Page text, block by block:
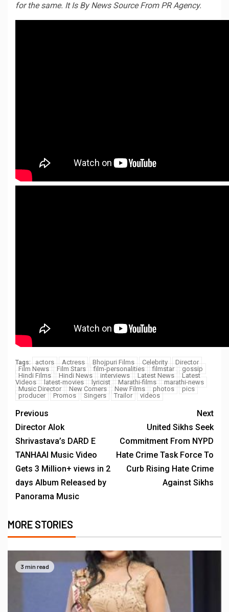
for the same. It Is By News Source From PR Agency.
Tags: actors Actress Bhojpuri Films Celebrity
Director
Film News
Film Stars film-personalities filmstar
gossip
Hindi Films
Hindi News interviews Latest News
Latest
Videos
latest-movies lyricist Marathi-films
marathi-news
Music Director
New Comers New Films photos
pics
producer
Promos Singers Trailor videos
Previous
Director Alok
Shrivastava’s DARD E
TANHAAI Music Video
Gets 3 Million+ views in 2
days Album Released by
Panorama Music
Next
United Sikhs Seek
Commitment From NYPD
Hate Crime Task Force To
Curb Rising Hate Crime
Against Sikhs
MORE STORIES
3 min read